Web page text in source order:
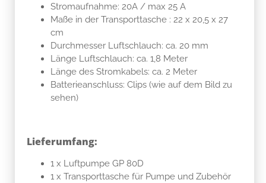
Stromaufnahme: 20A / max 25 A
Maße in der Transporttasche : 22 x 20,5 x 27
cm
Durchmesser Luftschlauch: ca. 20 mm
Länge Luftschlauch: ca. 1,8 Meter
Länge des Stromkabels: ca. 2 Meter
Batterieanschluss: Clips (wie auf dem Bild zu
sehen)
Lieferumfang:
1 x Luftpumpe GP 80D
1 x Transporttasche für Pumpe und Zubehör